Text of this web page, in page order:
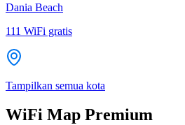
Dania Beach
111 WiFi gratis
Tampilkan semua kota
WiFi Map Premium